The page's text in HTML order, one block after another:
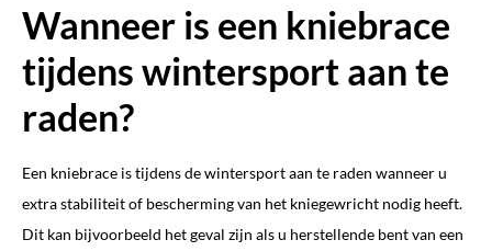
Wanneer is een kniebrace
tijdens wintersport aan te
raden?
Een kniebrace is tijdens de wintersport aan te raden wanneer u
extra stabiliteit of bescherming van het kniegewricht nodig heeft.
Dit kan bijvoorbeeld het geval zijn als u herstellende bent van een